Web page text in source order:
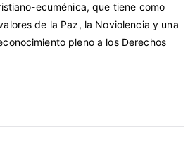
ecuménica, que tiene como
de la Paz, la Noviolencia y una
pleno a los Derechos